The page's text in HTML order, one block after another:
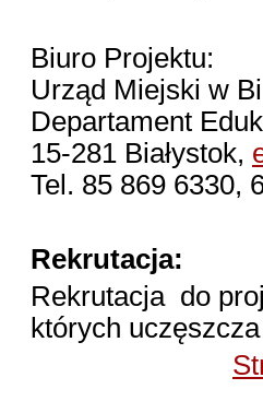
Biuro Projektu:
Urząd Miejski w
Departament
15-281 Białystok,
Tel. 85 869 6330,
Rekrutacja:
Rekrutacja do
których